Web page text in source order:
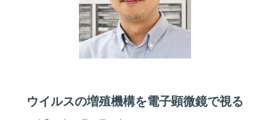
ウイルスの増殖機構を電子顕微鏡で視る